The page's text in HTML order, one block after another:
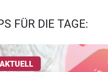
FÜR DIE TAGE:
AKTUELL